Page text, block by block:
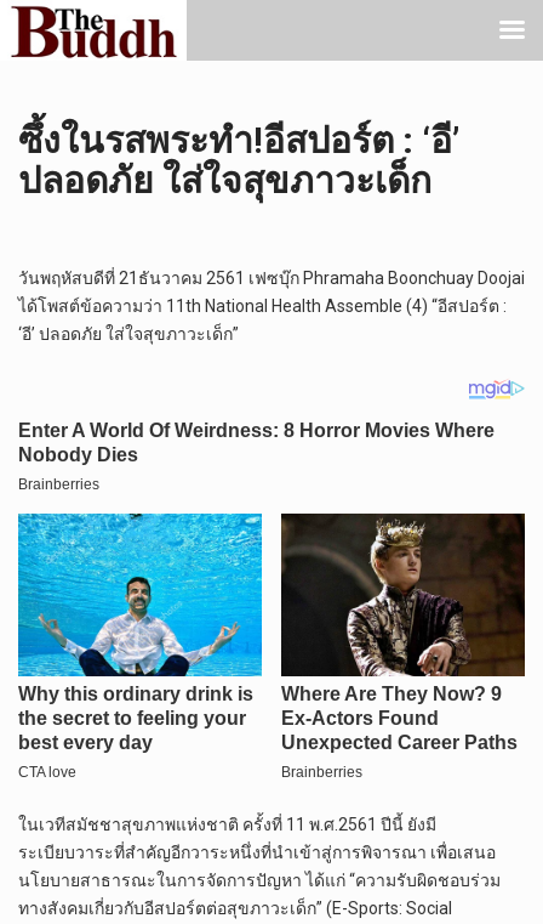
ซึ้งในรสพระทำ!อีสปอร์ต : ‘อี’
ปลอดภัย ใส่ใจสุขภาวะเด็ก
วันพฤหัสบดีที่ 21ธันวาคม 2561 เฟซบุ๊ก Phramaha Boonchuay Doojai
ได้โพสต์ข้อความว่า 11th National Health Assemble (4) “อีสปอร์ต :
‘อี’ ปลอดภัย ใส่ใจสุขภาวะเด็ก”
ในเวทีสมัชชาสุขภาพแห่งชาติ ครั้งที่ 11 พ.ศ.2561 ปีนี้ ยังมี
ระเบียบวาระที่สำคัญอีกวาระหนึ่งที่นำเข้าสู่การพิจารณา เพื่อเสนอ
นโยบายสาธารณะในการจัดการปัญหา ได้แก่ “ความรับผิดชอบร่วม
ทางสังคมเกี่ยวกับอีสปอร์ตต่อสุขภาวะเด็ก” (E-Sports: Social